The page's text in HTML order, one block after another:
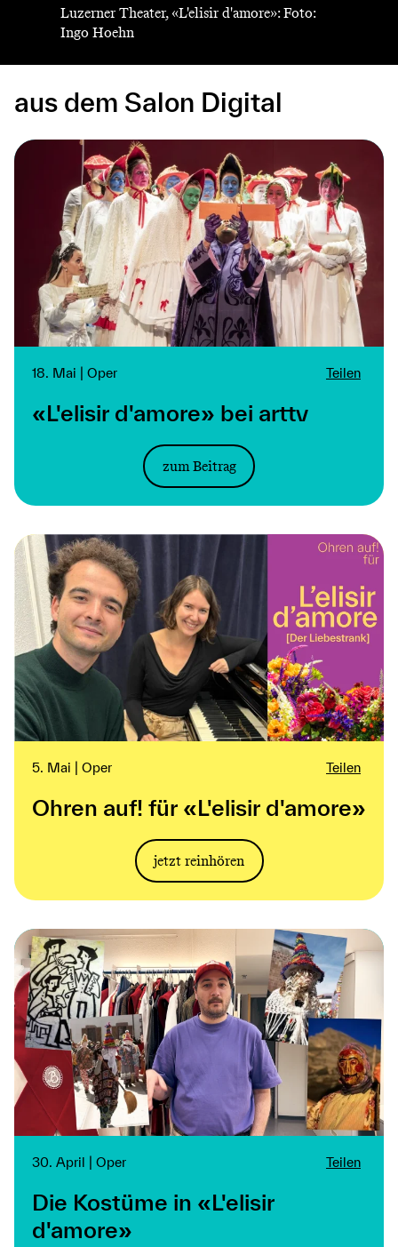
Luzerner Theater, «L'elisir d'amore»: Foto:
Ingo Hoehn
aus dem Salon Digital
18. Mai | Oper Teilen
«L'elisir d'amore» bei arttv
zum Beitrag
5. Mai | Oper Teilen
Ohren auf! für «L'elisir d'amore»
jetzt reinhören
30. April | Oper Teilen
Die Kostüme in «L'elisir
d'amore»